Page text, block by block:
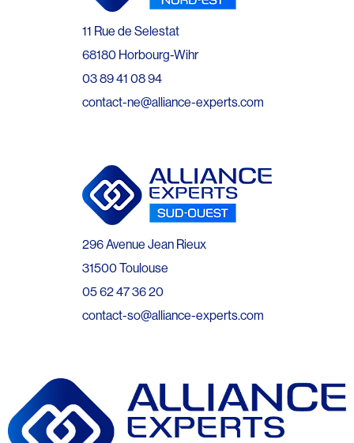
11 Rue de Selestat
68180 Horbourg-Wihr
03 89 41 08 94
contact-ne@alliance-experts.com
296 Avenue Jean Rieux
31500 Toulouse
05 62 47 36 20
contact-so@alliance-experts.com